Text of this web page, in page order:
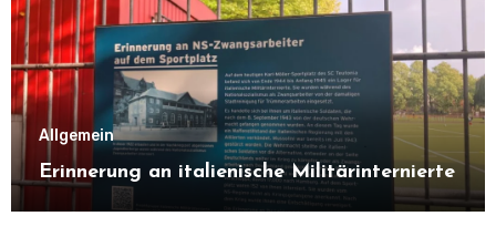
Allgemein
Erinnerung an italienische Militärinternierte